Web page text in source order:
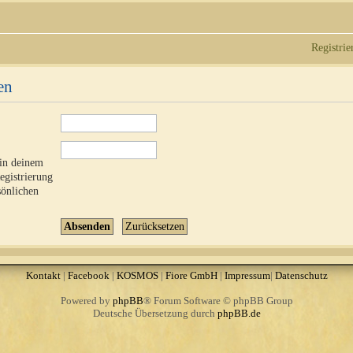
deinem
Kontakt|Facebook | KOSMOS| Fiore GmbH| Impressum| Datenschutz
Powered by phpBB® Forum Software © phpBB Group
Deutsche Übersetzung durch phpBB.de